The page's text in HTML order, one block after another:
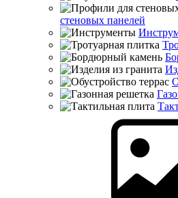
стеновых панелей